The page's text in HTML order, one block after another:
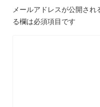
メールアドレスが公開され
る欄は必須項目です